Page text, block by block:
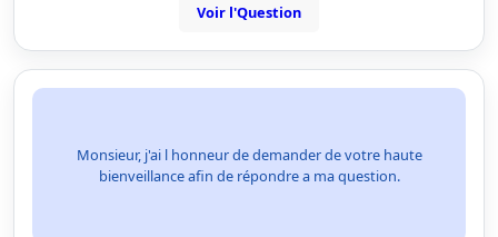
Voir l'Question
Monsieur, j'ai l honneur de demander de votre haute
bienveillance afin de répondre a ma question.